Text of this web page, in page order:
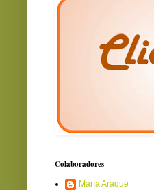
Colaboradores
María Araque